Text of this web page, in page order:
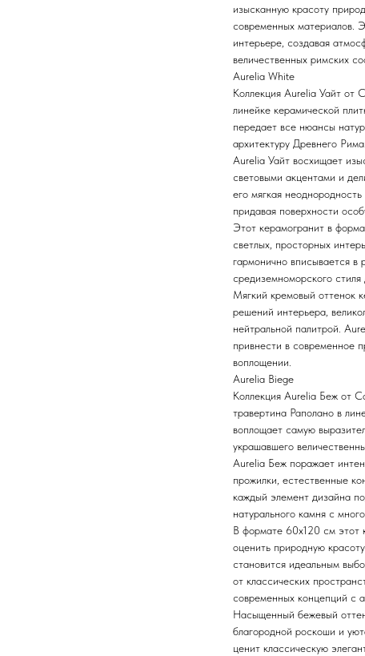
изысканную красоту
современных материалов.
интерьере, создавая
величественных римских
Aurelia White
Коллекция Aurelia Уайт от
линейке керамической
передает все нюансы
архитектуру Древнего Рима.
Aurelia Уайт восхищает
световыми акцентами и
его мягкая
придавая поверхности
Этот керамогранит в
светлых, просторных
гармонично вписывается в
средиземноморского
Мягкий кремовый оттенок
решений интерьера,
нейтральной палитрой.
привнести в современное
воплощении.
Aurelia Biege
Коллекция Aurelia Беж от
травертина Раполано в
воплощает самую
украшавшего
Aurelia Беж поражает
прожилки, естественные
каждый элемент дизайна
натурального камня с
В формате 60х120 см этот
оценить природную
становится идеальным
от классических
современных концепций с
Насыщенный бежевый
благородной роскоши и
ценит классическую